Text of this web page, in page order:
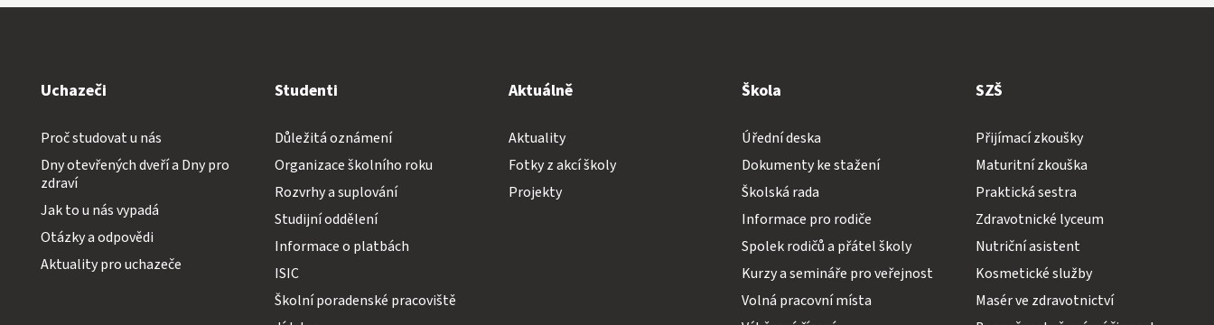
Uchazeči
Proč studovat u nás
Dny otevřených dveří a Dny pro
zdraví
Jak to u nás vypadá
Otázky a odpovědi
Aktuality pro uchazeče
Studenti
Důležitá oznámení
Organizace školního roku
Rozvrhy a suplování
Studijní oddělení
Informace o platbách
ISIC
Školní poradenské pracoviště
Aktuálně
Aktuality
Fotky z akcí školy
Projekty
Škola
Úřední deska
Dokumenty ke stažení
Školská rada
Informace pro rodiče
Spolek rodičů a přátel školy
Kurzy a semináře pro veřejnost
Volná pracovní místa
SZŠ
Přijímací zkoušky
Maturitní zkouška
Praktická sestra
Zdravotnické lyceum
Nutriční asistent
Kosmetické služby
Masér ve zdravotnictví